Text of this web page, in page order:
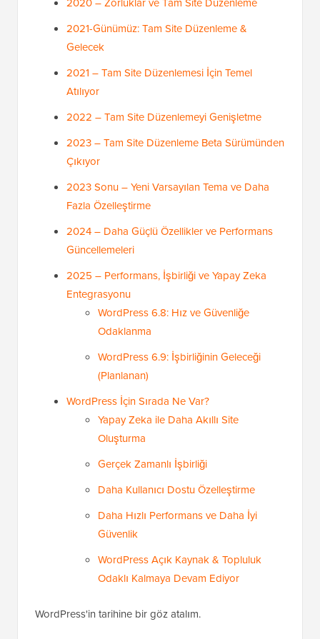
2021-Günümüz: Tam Site Düzenleme &
Gelecek
2021 – Tam Site Düzenlemesi İçin Temel
Atılıyor
2022 – Tam Site Düzenlemeyi Genişletme
2023 – Tam Site Düzenleme Beta Sürümünden
Çıkıyor
2023 Sonu – Yeni Varsayılan Tema ve Daha
Fazla Özelleştirme
2024 – Daha Güçlü Özellikler ve Performans
Güncellemeleri
2025 – Performans, İşbirliği ve Yapay Zeka
Entegrasyonu
WordPress 6.8: Hız ve Güvenliğe
Odaklanma
WordPress 6.9: İşbirliğinin Geleceği
(Planlanan)
WordPress İçin Sırada Ne Var?
Yapay Zeka ile Daha Akıllı Site
Oluşturma
Gerçek Zamanlı İşbirliği
Daha Kullanıcı Dostu Özelleştirme
Daha Hızlı Performans ve Daha İyi
Güvenlik
WordPress Açık Kaynak & Topluluk
Odaklı Kalmaya Devam Ediyor
WordPress'in tarihine bir göz atalım.